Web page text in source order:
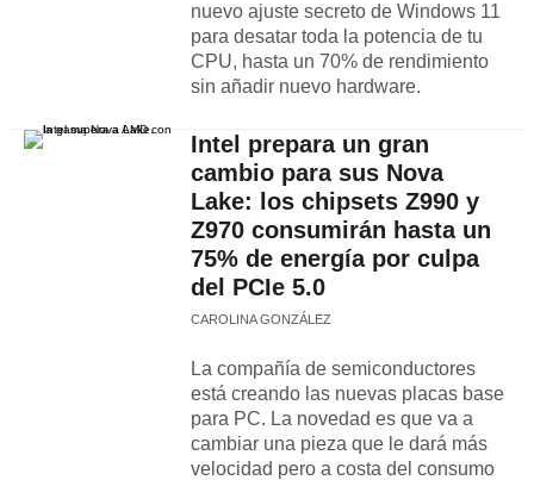
nuevo ajuste secreto de Windows 11
para desatar toda la potencia de tu
CPU, hasta un 70% de rendimiento
sin añadir nuevo hardware.
Intel prepara un gran
cambio para sus Nova
Lake: los chipsets Z990 y
Z970 consumirán hasta un
75% de energía por culpa
del PCIe 5.0
CAROLINA GONZÁLEZ
La compañía de semiconductores
está creando las nuevas placas base
para PC. La novedad es que va a
cambiar una pieza que le dará más
velocidad pero a costa del consumo